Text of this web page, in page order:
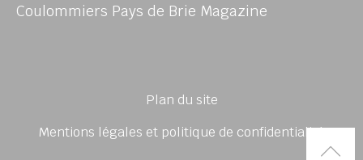
Coulommiers Pays de Brie Magazine
Plan du site
Mentions légales et politique de confidentialité